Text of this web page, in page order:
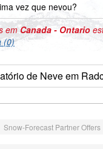
vez que nevou?
emCanada - Ontario
(0)
de Neve em
Snow-Forecast Partner Offers